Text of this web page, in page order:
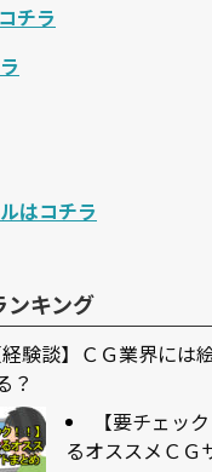
チラ
はコチラ
ンキング
経験談】ＣＧ業界には
？
【要チェッ
るオススメＣＧ